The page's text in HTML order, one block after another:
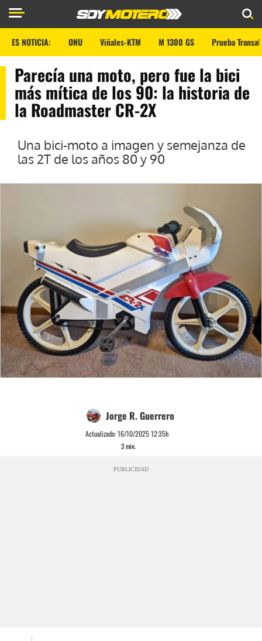
ES NOTICIA: ONU Viñales-KTM M 1300 GS Prueba
Parecía una moto, pero fue la bici
más mítica de los 90: la historia de
la Roadmaster CR-2X
Una bici-moto a imagen y semejanza de
las 2T de los años 80 y 90
Jorge R. Guerrero
Actualizado:16/10/2025 12:35h
3min.
PUBLICIDAD